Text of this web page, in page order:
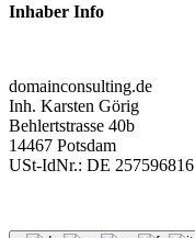
Inhaber Info
domainconsulting.de
Inh. Karsten Görig
Behlertstrasse 40b
14467 Potsdam
USt-IdNr.: DE 257596816